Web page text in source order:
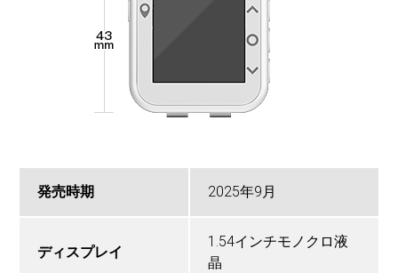
発売時期 2025年9月
ディスプレイ
1.54インチモノクロ液
晶